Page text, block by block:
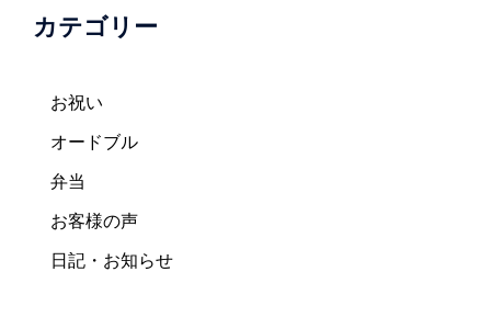
カテゴリー
お祝い
オードブル
弁当
お客様の声
日記・お知らせ